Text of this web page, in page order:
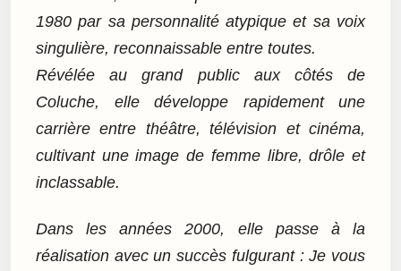
1980 par sa personnalité atypique et sa voix
singulière, reconnaissable entre toutes.
Révélée au grand public aux côtés de
Coluche, elle développe rapidement une
carrière entre théâtre, télévision et cinéma,
cultivant une image de femme libre, drôle et
inclassable.
Dans les années 2000, elle passe à la
réalisation avec un succès fulgurant : Je vous